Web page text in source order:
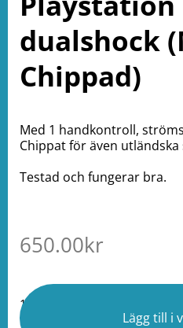
dualshock
Chippad)
Med 1 handkontroll,
Chippat för även utländska
Testad och fungerar bra.
650.00kr
1 i lager
Lägg till i